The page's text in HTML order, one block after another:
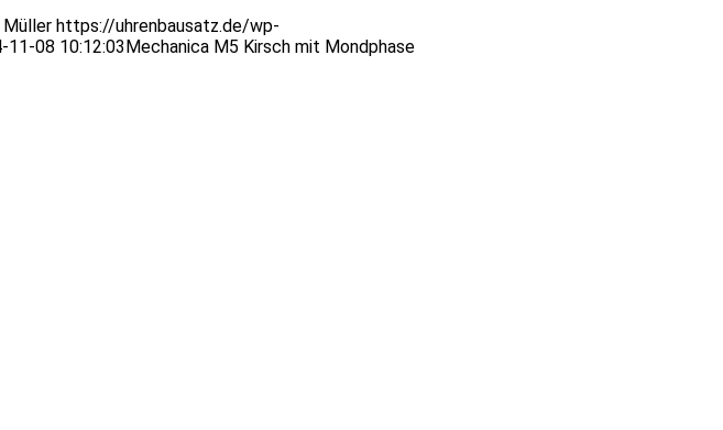
Müller https://uhrenbausatz.de/wp-
11-08 10:12:03 Mechanica M5 Kirsch mit Mondphase